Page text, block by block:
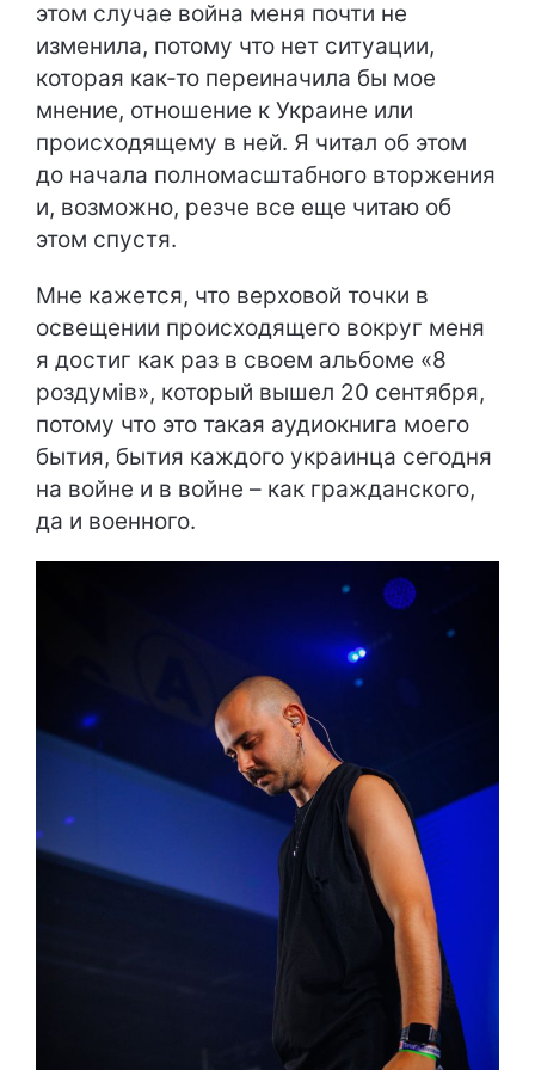
этом случае война меня почти не
изменила, потому что нет ситуации,
которая как-то переиначила бы мое
мнение, отношение к Украине или
происходящему в ней. Я читал об этом
до начала полномасштабного вторжения
и, возможно, резче все еще читаю об
этом спустя.
Мне кажется, что верховой точки в
освещении происходящего вокруг меня
я достиг как раз в своем альбоме «8
роздумів», который вышел 20 сентября,
потому что это такая аудиокнига моего
бытия, бытия каждого украинца сегодня
на войне и в войне – как гражданского,
да и военного.